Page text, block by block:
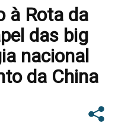
à Rota da
das big
nacional
da China